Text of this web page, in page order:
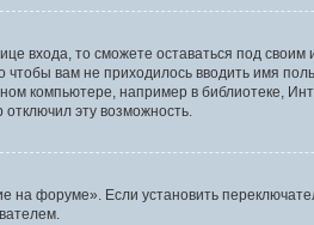
входа, то сможете оставаться под
чтобы вам не приходилось вводить имя
компьютере, например в библиотеке,
отключил эту возможность.
форуме». Если установить